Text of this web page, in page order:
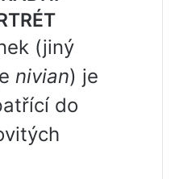
(jiný
nivian) je
do